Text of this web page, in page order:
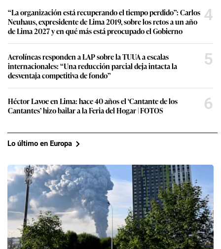
“La organización está recuperando el tiempo perdido”: Carlos
Neuhaus, expresidente de Lima 2019, sobre los retos a un año
de Lima 2027 y en qué más está preocupado el Gobierno
4
Aerolíneas responden a LAP sobre la TUUA a escalas
internacionales: “Una reducción parcial deja intacta la
desventaja competitiva de fondo”
5
Héctor Lavoe en Lima: hace 40 años el ‘Cantante de los
Cantantes’ hizo bailar a la Feria del Hogar | FOTOS
6
Lo último en Europa